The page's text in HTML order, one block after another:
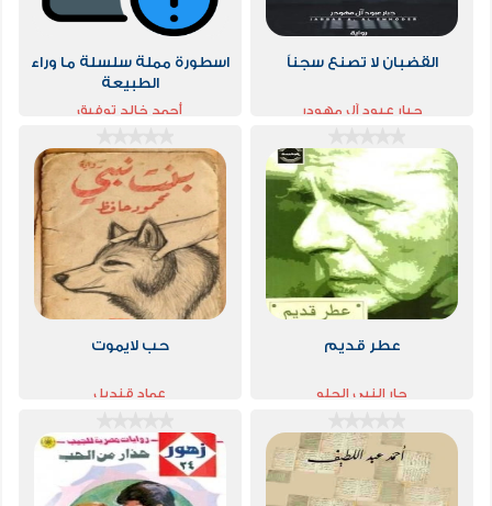
القضبان لا تصنع سجناً
جبار عبود آل مهودر
اسطورة مملة سلسلة ما وراء
الطبيعة
أحمد خالد توفيق
عطر قديم
جار النبي الحلو
حب لايموت
عماد قنديل